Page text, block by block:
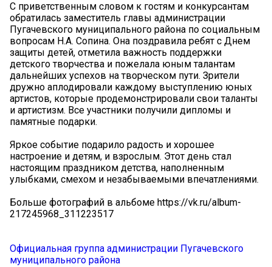
С приветственным словом к гостям и конкурсантам
обратилась заместитель главы администрации
Пугачевского муниципального района по социальным
вопросам Н.А. Сопина. Она поздравила ребят с Днем
защиты детей, отметила важность поддержки
детского творчества и пожелала юным талантам
дальнейших успехов на творческом пути. Зрители
дружно аплодировали каждому выступлению юных
артистов, которые продемонстрировали свои таланты
и артистизм. Все участники получили дипломы и
памятные подарки.
Яркое событие подарило радость и хорошее
настроение и детям, и взрослым. Этот день стал
настоящим праздником детства, наполненным
улыбками, смехом и незабываемыми впечатлениями.
Больше фотографий в альбоме https://vk.ru/album-
217245968_311223517
Официальная группа администрации Пугачевского
муниципального района